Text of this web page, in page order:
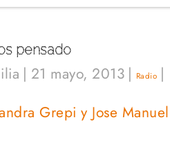
pensado
| 21 mayo, 2013 | Radio |
Grepi y Jose